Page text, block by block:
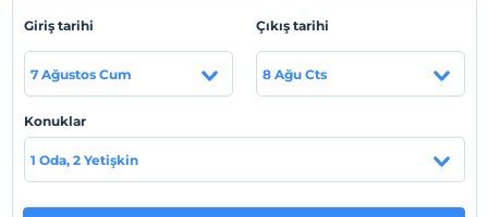
hastanelere yakın konumdadır.
Her sabah mutfağınızda deniz manzarasına karşı
hazırlamış olduğunuz kahvenizi keyifle yudumlarsınız.
Giriş tarihi
7 Ağustos Cum
Çıkış tarihi
8 Ağu Cts
Konuklar
1 Oda, 2 Yetişkin